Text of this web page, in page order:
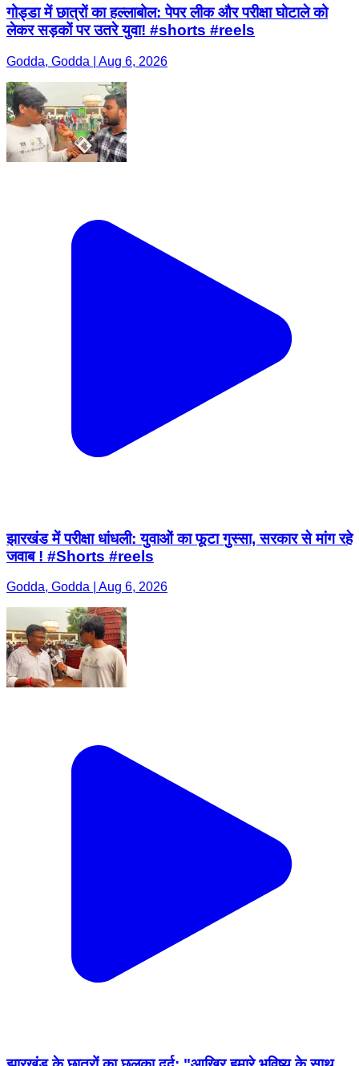
गोड्डा में छात्रों का हल्लाबोल: पेपर लीक और परीक्षा घोटाले को
लेकर सड़कों पर उतरे युवा! #shorts #reels
Godda, Godda | Aug 6, 2026
झारखंड में परीक्षा धांधली: युवाओं का फूटा गुस्सा, सरकार से मांग रहे
जवाब ! #Shorts #reels
Godda, Godda | Aug 6, 2026